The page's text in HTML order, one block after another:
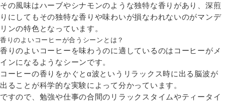
その風味はハーブやシナモンのような独特な香りがあり、深煎
りにしてもその独特な香りや味わいが損なわれないのがマンデ
リンの特色となっています。
香りのよいコーヒーが合うシーンとは？
香りのよいコーヒーを味わうのに適しているのはコーヒーがメ
インになるようなシーンです。
コーヒーの香りをかぐとα波というリラックス時に出る脳波が
出ることが科学的な実験によって分かっています。
ですので、勉強や仕事の合間のリラックスタイムやティータイ